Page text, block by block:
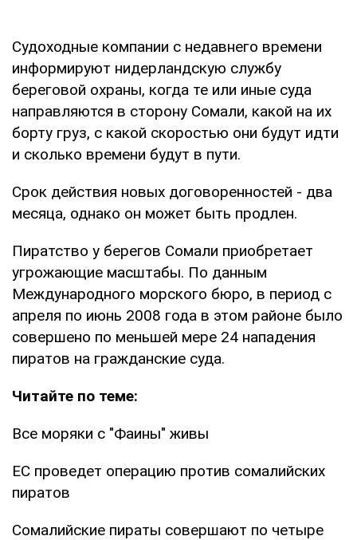
Судоходные компании с недавнего времени
информируют нидерландскую службу
береговой охраны, когда те или иные суда
направляются в сторону Сомали, какой на их
борту груз, с какой скоростью они будут идти
и сколько времени будут в пути.
Срок действия новых договоренностей - два
месяца, однако он может быть продлен.
Пиратство у берегов Сомали приобретает
угрожающие масштабы. По данным
Международного морского бюро, в период с
апреля по июнь 2008 года в этом районе было
совершено по меньшей мере 24 нападения
пиратов на гражданские суда.
Читайте по теме:
Все моряки с "Фаины" живы
ЕС проведет операцию против сомалийских
пиратов
Сомалийские пираты совершают по четыре